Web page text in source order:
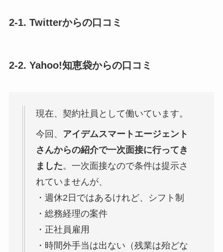
2-1. Twitterからの口コミ
2-2. Yahoo!知恵袋からの口コミ
現在、契約社員として働いています。
今回、 アイデムスマートエージェント
さんからの紹介で一次面接に行ってき
ました。一次面接なので条件は提示さ
れていませんが、
・週休2日ではあるけれど、シフト制
・総務経理の案件
・正社員雇用
・ 時間外手当は出ない（残業は殆どな